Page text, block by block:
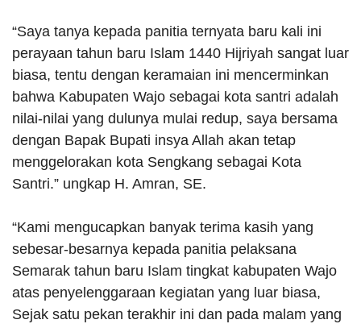
“Saya tanya kepada panitia ternyata baru kali ini
perayaan tahun baru Islam 1440 Hijriyah sangat luar
biasa, tentu dengan keramaian ini mencerminkan
bahwa Kabupaten Wajo sebagai kota santri adalah
nilai-nilai yang dulunya mulai redup, saya bersama
dengan Bapak Bupati insya Allah akan tetap
menggelorakan kota Sengkang sebagai Kota
Santri.” ungkap H. Amran, SE.
“Kami mengucapkan banyak terima kasih yang
sebesar-besarnya kepada panitia pelaksana
Semarak tahun baru Islam tingkat kabupaten Wajo
atas penyelenggaraan kegiatan yang luar biasa,
Sejak satu pekan terakhir ini dan pada malam yang